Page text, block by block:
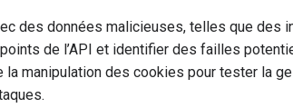
des données malicieuses, telles que des
de l’API et identifier des failles
la manipulation des cookies pour tester la